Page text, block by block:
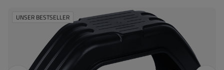
UNSER BESTSELLER